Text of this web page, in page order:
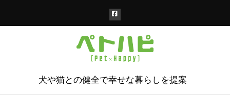
犬や猫との健全で幸せな暮らしを提案